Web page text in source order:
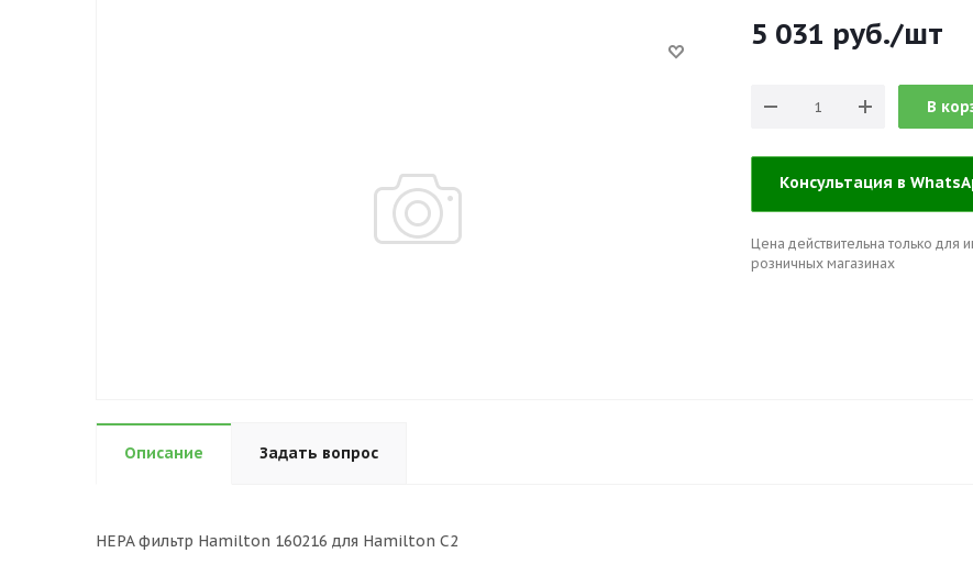
5 031 руб./шт
В
Консультация в
Цена действительна только для
розничных магазинах
Описание Задать вопрос
HEPA фильтр Hamilton 160216 для Hamilton C2